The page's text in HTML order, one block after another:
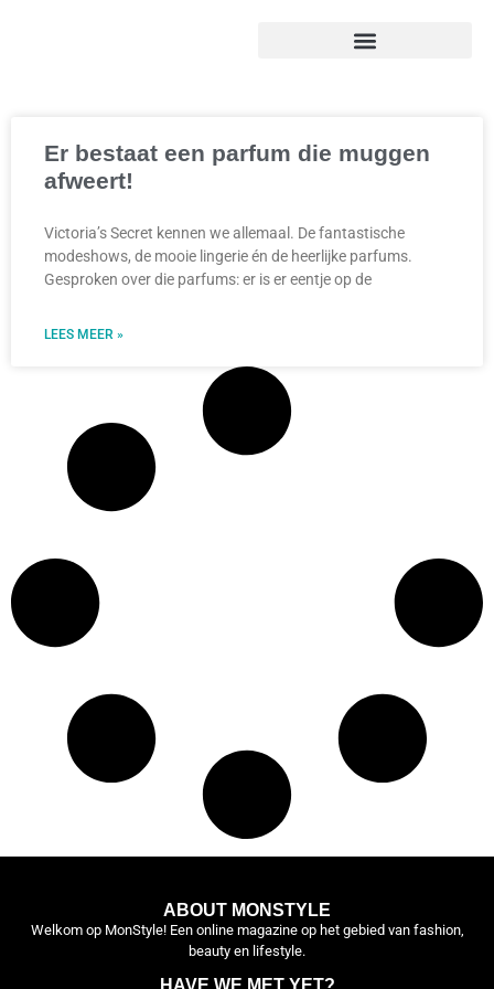
Er bestaat een parfum die muggen
afweert!
Victoria’s Secret kennen we allemaal. De fantastische
modeshows, de mooie lingerie én de heerlijke parfums.
Gesproken over die parfums: er is er eentje op de
LEES MEER »
ABOUT MONSTYLE
Welkom op MonStyle! Een online magazine op het gebied van fashion,
beauty en lifestyle.